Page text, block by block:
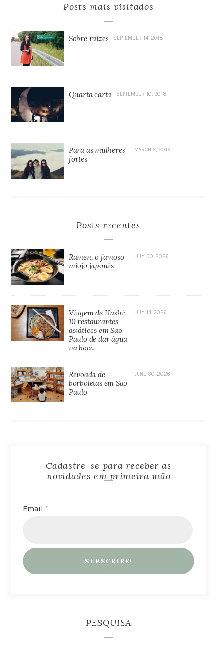
Posts mais visitados
Sobre raízes SEPTEMBER 14, 2018
Quarta carta SEPTEMBER 10, 2018
Para as mulheres
fortes
MARCH 9, 2019
Posts recentes
Ramen, o famoso
miojo japonês
JULY 30, 2026
Viagem de Hashi:
10 restaurantes
asiáticos em São
Paulo de dar água
na boca
JULY 14, 2026
Revoada de
borboletas em São
Paulo
JUNE 30, 2026
Cadastre-se para receber as
novidades em primeira mão
Email *
PESQUISA